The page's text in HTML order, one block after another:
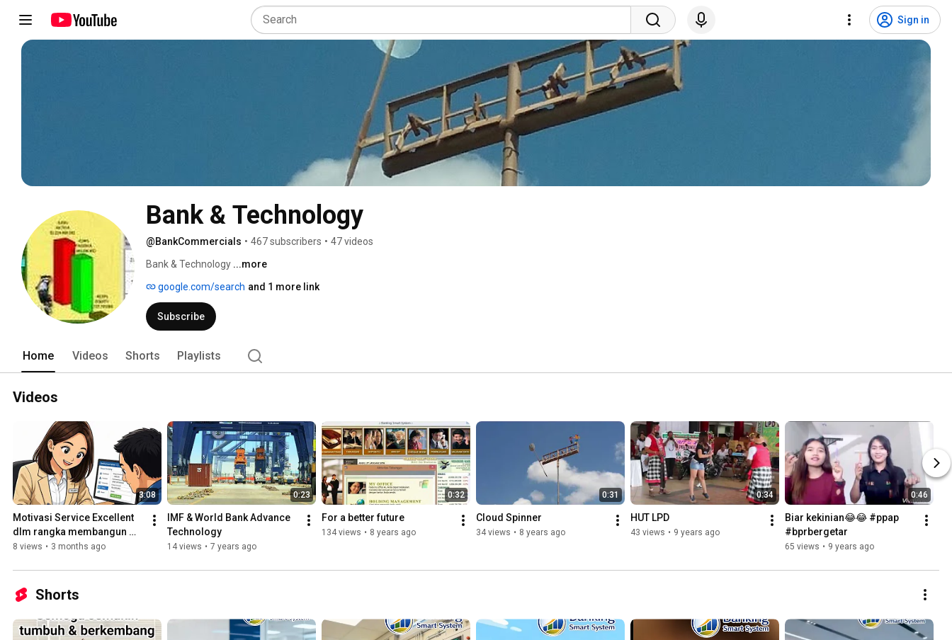
Sign in
Bank & Technology
@BankCommercials • 467 subscribers • 47 videos
Bank & Technology ...more
google.com/search and 1 more link
Subscribe
Home Videos Shorts Playlists
Videos
3:08
Motivasi Service Excellent
dlm rangka membangun
kepercayaan & citra bank yg
8 views • 3 months ago
0:23
IMF & World Bank Advance
Technology
14 views • 7 years ago
0:32
For a better future
134 views • 8 years ago
0:31
Cloud Spinner
34 views • 8 years ago
0:34
HUT LPD
43 views • 9 years ago
0:46
Biar kekinian😂😂 #ppap
#bprbergetar
65 views • 9 years ago
Shorts